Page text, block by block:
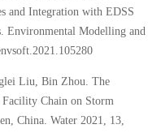
and Integration with EDSS
Environmental Modelling and
Liu, Bin Zhou. The
Chain on Storm
China. Water 2021, 13,